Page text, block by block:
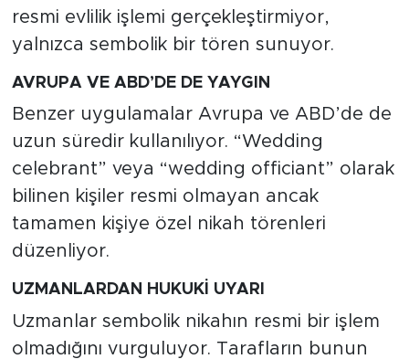
resmi evlilik işlemi gerçekleştirmiyor,
yalnızca sembolik bir tören sunuyor.
AVRUPA VE ABD’DE DE YAYGIN
Benzer uygulamalar Avrupa ve ABD’de de
uzun süredir kullanılıyor. “Wedding
celebrant” veya “wedding officiant” olarak
bilinen kişiler resmi olmayan ancak
tamamen kişiye özel nikah törenleri
düzenliyor.
UZMANLARDAN HUKUKİ UYARI
Uzmanlar sembolik nikahın resmi bir işlem
olmadığını vurguluyor. Tarafların bunun